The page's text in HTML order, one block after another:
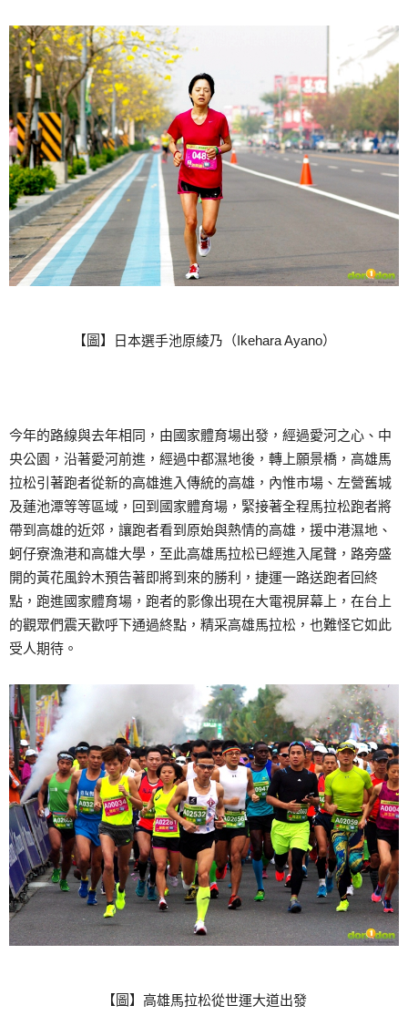
【圖】日本選手池原綾乃（Ikehara Ayano）
今年的路線與去年相同，由國家體育場出發，經過愛河之心、中
央公園，沿著愛河前進，經過中都濕地後，轉上願景橋，高雄馬
拉松引著跑者從新的高雄進入傳統的高雄，內惟市場、左營舊城
及蓮池潭等等區域，回到國家體育場，緊接著全程馬拉松跑者將
帶到高雄的近郊，讓跑者看到原始與熱情的高雄，援中港濕地、
蚵仔寮漁港和高雄大學，至此高雄馬拉松已經進入尾聲，路旁盛
開的黃花風鈴木預告著即將到來的勝利，捷運一路送跑者回終
點，跑進國家體育場，跑者的影像出現在大電視屏幕上，在台上
的觀眾們震天歡呼下通過終點，精采高雄馬拉松，也難怪它如此
受人期待。
【圖】高雄馬拉松從世運大道出發